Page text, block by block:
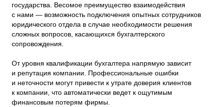
государства. Весомое преимущество взаимодействия
с нами — возможность подключения опытных сотрудников
юридического отдела в случае необходимости решения
сложных вопросов, касающихся бухгалтерского
сопровождения.
От уровня квалификации бухгалтера напрямую зависит
и репутация компании. Профессиональные ошибки
и неточности могут привести к утрате доверия клиентов
к компании, что автоматически ведет к ощутимым
финансовым потерям фирмы.